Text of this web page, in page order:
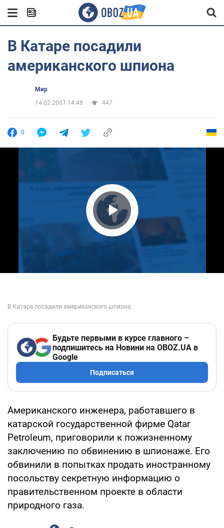
В Катаре посадили
американского шпиона
Мир
14.02.2007 14:48
447
0
Play Video
Будьте первыми в курсе главного –
подпишитесь на Новини на OBOZ.UA в
Google
Подписаться
Американского инженера, работавшего в
катарской государственной фирме Qatar
Petroleum, приговорили к пожизненному
заключению по обвинению в шпионаже. Его
обвинили в попытках продать иностранному
посольству секретную информацию о
правительственном проекте в области
природного газа.